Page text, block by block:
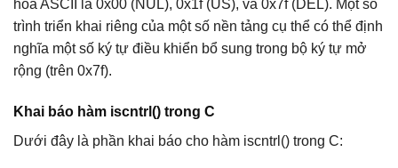
hóa ASCII là 0x00 (NUL), 0x1f (US), và 0x7f (DEL). Một số
trình triển khai riêng của một số nền tảng cụ thể có thể định
nghĩa một số ký tự điều khiển bổ sung trong bộ ký tự mở
rộng (trên 0x7f).
Khai báo hàm iscntrl() trong C
Dưới đây là phần khai báo cho hàm iscntrl() trong C: